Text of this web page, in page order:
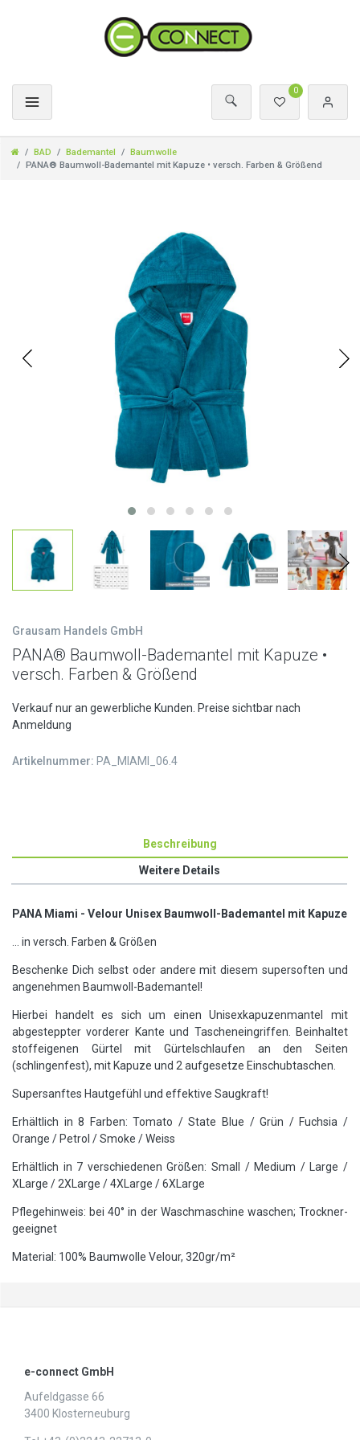
0
BAD Bademantel
Baumwolle
PANA® Baumwoll-Bademantel mit Kapuze • versch. Farben & Größend
Grausam Handels GmbH
PANA® Baumwoll-Bademantel mit Kapuze •
versch. Farben & Größend
Verkauf nur an gewerbliche Kunden. Preise sichtbar nach
Anmeldung
Artikelnummer: PA_MIAMI_06.4
Beschreibung
Weitere Details
PANA Miami - Velour Unisex Baumwoll-Bademantel mit Kapuze
... in versch. Farben & Größen
Beschenke Dich selbst oder andere mit diesem supersoften und
angenehmen Baumwoll-Bademantel!
Hierbei handelt es sich um einen Unisexkapuzenmantel mit
abgesteppter vorderer Kante und Tascheneingriffen. Beinhaltet
stoffeigenen Gürtel mit Gürtelschlaufen an den Seiten
(schlingenfest), mit Kapuze und 2 aufgesetze Einschubtaschen.
Supersanftes Hautgefühl und effektive Saugkraft!
Erhältlich in 8 Farben: Tomato / State Blue / Grün / Fuchsia /
Orange / Petrol / Smoke / Weiss
Erhältlich in 7 verschiedenen Größen: Small / Medium / Large /
XLarge / 2XLarge / 4XLarge / 6XLarge
Pflegehinweis: bei 40° in der Waschmaschine waschen; Trockner-
geeignet
Material: 100% Baumwolle Velour, 320gr/m²
e-connect GmbH
Aufeldgasse 66
3400 Klosterneuburg